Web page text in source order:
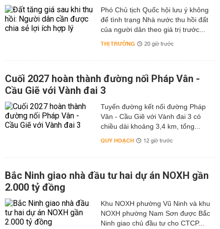
Phó Chủ tịch Quốc hội lưu ý không
để tình trạng Nhà nước thu hồi đất
của người dân theo giá trị trước...
THỊ TRƯỜNG 20 giờ trước
Cuối 2027 hoàn thành đường nối Pháp Vân -
Cầu Giẽ với Vành đai 3
Tuyến đường kết nối đường Pháp
Vân - Cầu Giẽ với Vành đai 3 có
chiều dài khoảng 3,4 km, tổng...
QUY HOẠCH 12 giờ trước
Bắc Ninh giao nhà đầu tư hai dự án NOXH gần
2.000 tỷ đồng
Khu NOXH phường Vũ Ninh và khu
NOXH phường Nam Sơn được Bắc
Ninh giao chủ đầu tư cho CTCP...